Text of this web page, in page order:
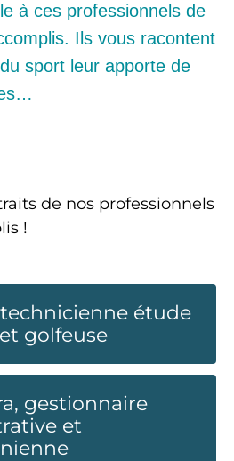
à ces professionnels de
Ils vous racontent
sport leur apporte de
de nos professionnels
!
étude
golfeuse
gestionnaire
et